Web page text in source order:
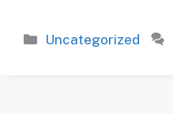
Categories
Uncategorized